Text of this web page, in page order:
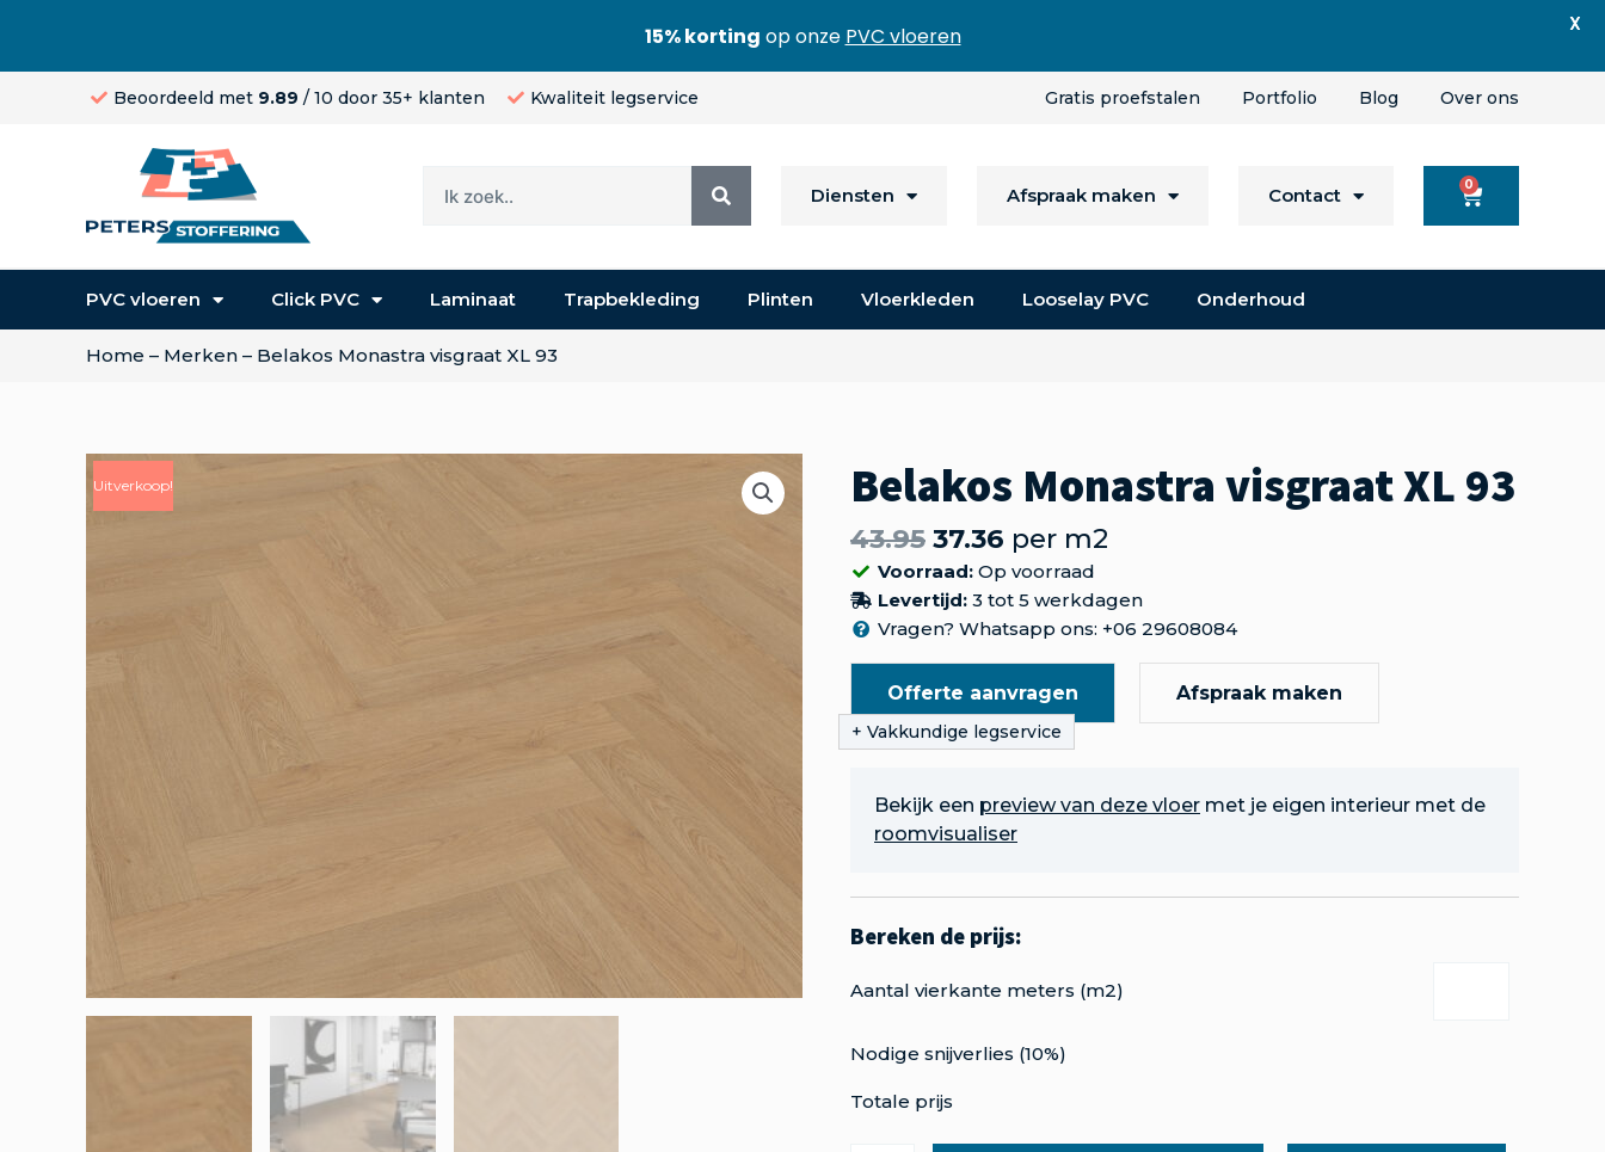
Beoordeeld met 9.89 / 10 door 35+ klanten Kwaliteit legservice Gratis proefstalen Portfolio Blog Over ons
Diensten Afspraak maken Contact 0
PVC vloeren Click PVC Laminaat Trapbekleding Plinten Vloerkleden Looselay PVC Onderhoud
Home – Merken – Belakos Monastra visgraat XL 93
Uitverkoop! Belakos Monastra visgraat XL 93
43.95 37.36 per m2
Voorraad:Op voorraad
Levertijd:3 tot 5 werkdagen
Vragen? Whatsapp ons: +06 29608084
Offerte aanvragen Afspraak maken
Bekijk een preview van deze vloer met je eigen interieur met de
roomvisualiser
Aantal vierkante meters (m2)
Nodige snijverlies (10%)
Totale prijs
15% korting op onze PVC vloeren X